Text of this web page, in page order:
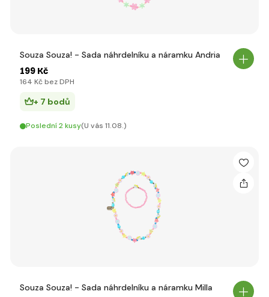
Souza Souza! - Sada náhrdelníku a náramku Andria
199 Kč
164 Kč bez DPH
+ 7 bodů
Poslední 2 kusy(U vás 11.08.)
Souza Souza! - Sada náhrdelníku a náramku Milla